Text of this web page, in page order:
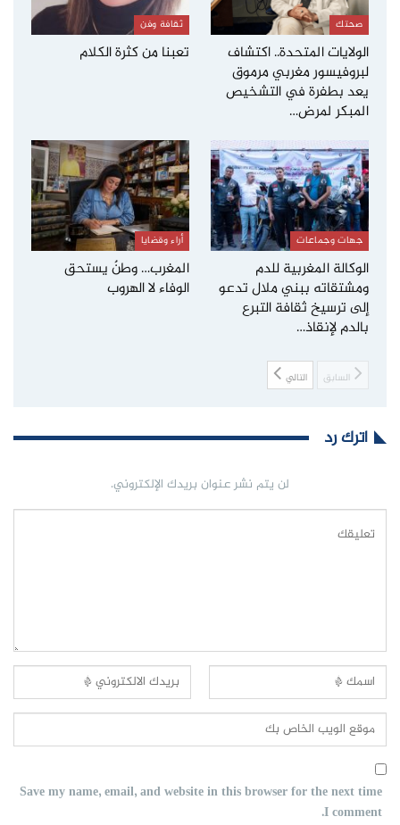
صحتك
الولايات المتحدة.. اكتشاف
لبروفيسور مغربي مرموق
يعد بطفرة في التشخيص
المبكر لمرض…
ثقافة وفن
تعبنا من كثرة الكلام
جهات وجماعات
الوكالة المغربية للدم
ومشتقاته ببني ملال تدعو
إلى ترسيخ ثقافة التبرع
بالدم لإنقاذ…
أراء وقضايا
المغرب… وطنٌ يستحق
الوفاء لا الهروب
السابق التالي
اترك رد
لن يتم نشر عنوان بريدك الإلكتروني.
Save my name, email, and website in this browser for the next time
I comment.